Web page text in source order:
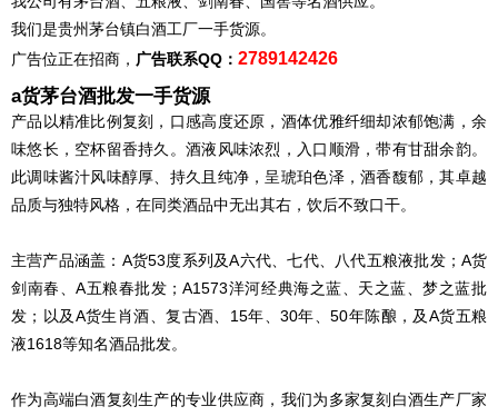
我们是贵州茅台镇白酒工厂一手货源。
广告位正在招商， 广告联系QQ： 2789142426
a货茅台酒批发一手货源
产品以精准比例复刻，口感高度还原，酒体优雅纤细却浓郁饱满，余
味悠长，空杯留香持久。酒液风味浓烈，入口顺滑，带有甘甜余韵。
此调味酱汁风味醇厚、持久且纯净，呈琥珀色泽，酒香馥郁，其卓越
品质与独特风格，在同类酒品中无出其右，饮后不致口干。
主营产品涵盖：A货53度系列及A六代、七代、八代五粮液批发；A货
剑南春、A五粮春批发；A1573洋河经典海之蓝、天之蓝、梦之蓝批
发；以及A货生肖酒、复古酒、15年、30年、50年陈酿，及A货五粮
液1618等知名酒品批发。
作为高端白酒复刻生产的专业供应商，我们为多家复刻白酒生产厂家